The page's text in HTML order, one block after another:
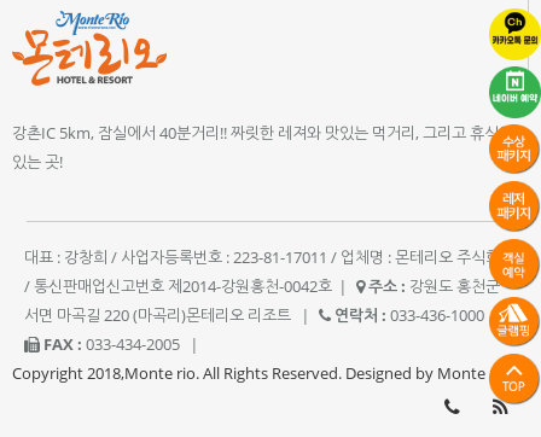
강촌IC 5km, 잠실에서 40분거리!! 짜릿한 레져와 맛있는 먹거리, 그리고 휴식이
있는 곳!
대표 : 강창희 / 사업자등록번호 : 223-81-17011 / 업체명 : 몬테리오 주식회사
/ 통신판매업신고번호 제2014-강원홍천-0042호 | 주소 : 강원도 홍천군
서면 마곡길 220 (마곡리)몬테리오 리조트
| 연락처 : 033-436-1000
|
FAX : 033-434-2005
|
Copyright 2018,Monte rio. All Rights Reserved. Designed by Monte rio.